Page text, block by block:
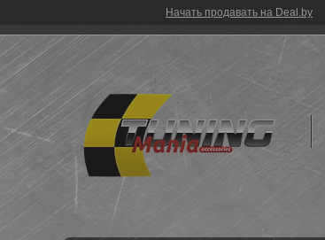
Начать продавать на Deal.by